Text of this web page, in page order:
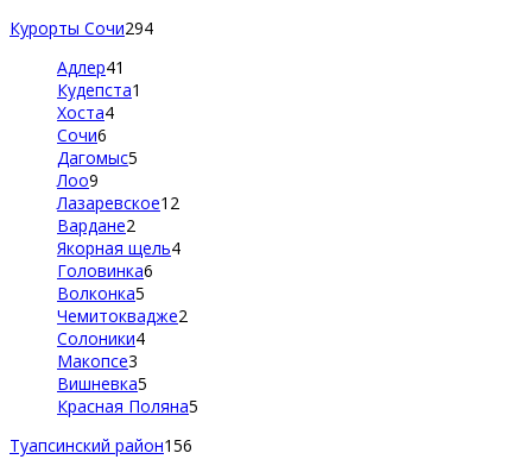
Курорты Сочи294
Адлер41
Кудепста1
Хоста4
Сочи6
Дагомыс5
Лоо9
Лазаревское12
Вардане2
Якорная щель4
Головинка6
Волконка5
Чемитоквадже2
Солоники4
Макопсе3
Вишневка5
Красная Поляна5
Туапсинский район156